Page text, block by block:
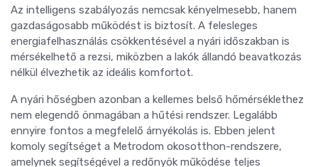
Az intelligens szabályozás nemcsak kényelmesebb, hanem
gazdaságosabb működést is biztosít. A felesleges
energiafelhasználás csökkentésével a nyári időszakban is
mérsékelhető a rezsi, miközben a lakók állandó beavatkozás
nélkül élvezhetik az ideális komfortot.
A nyári hőségben azonban a kellemes belső hőmérséklethez
nem elegendő önmagában a hűtési rendszer. Legalább
ennyire fontos a megfelelő árnyékolás is. Ebben jelent
komoly segítséget a Metrodom okosotthon-rendszere,
amelynek segítségével a redőnyök működése teljes